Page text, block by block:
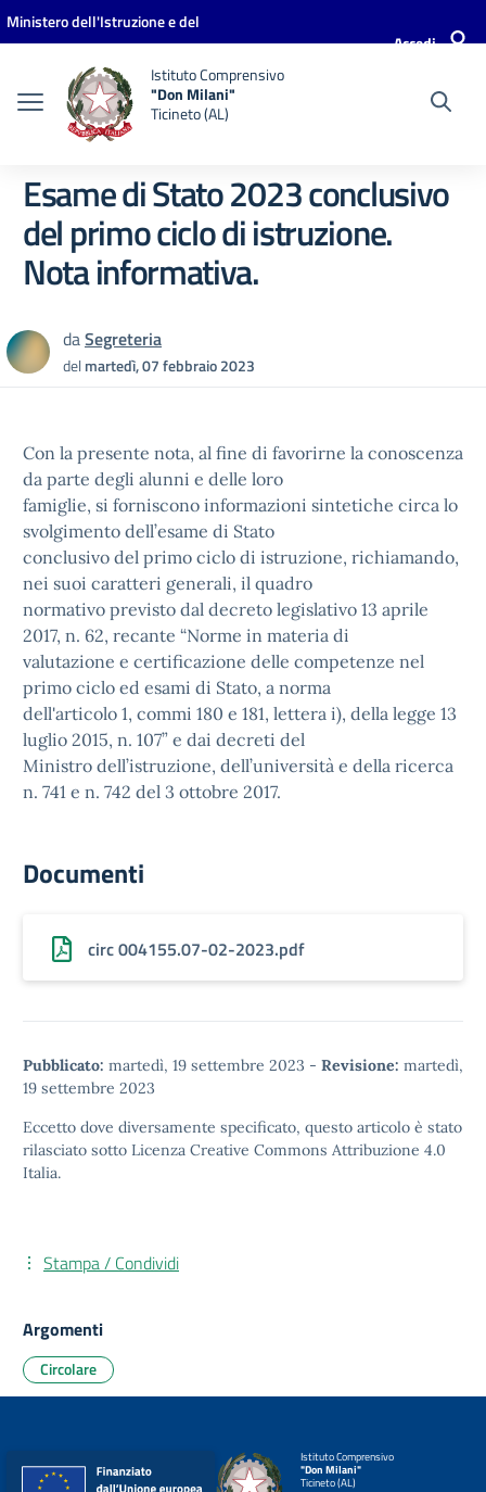
Vai ai contenuti
Vai al menu di navigazione
Vai al footer
Ministero dell'Istruzione e del
Accedi
Istituto Comprensivo
"Don Milani"
Ticineto (AL)
Esame di Stato 2023 conclusivo
del primo ciclo di istruzione.
Nota informativa.
daSegreteria
delmartedì, 07 febbraio 2023
Con la presente nota, al fine di favorirne la conoscenza
da parte degli alunni e delle loro
famiglie, si forniscono informazioni sintetiche circa lo
svolgimento dell’esame di Stato
conclusivo del primo ciclo di istruzione, richiamando,
nei suoi caratteri generali, il quadro
normativo previsto dal decreto legislativo 13 aprile
2017, n. 62, recante “Norme in materia di
valutazione e certificazione delle competenze nel
primo ciclo ed esami di Stato, a norma
dell'articolo 1, commi 180 e 181, lettera i), della legge 13
luglio 2015, n. 107” e dai decreti del
Ministro dell’istruzione, dell’università e della ricerca
n. 741 e n. 742 del 3 ottobre 2017.
Documenti
circ 004155.07-02-2023.pdf
Pubblicato: martedì, 19 settembre 2023 - Revisione: martedì,
19 settembre 2023
Eccetto dove diversamente specificato, questo articolo è stato
rilasciato sotto Licenza Creative Commons Attribuzione 4.0
Italia.
Stampa / Condividi
Argomenti
Circolare
Istituto Comprensivo
"Don Milani"
Ticineto (AL)